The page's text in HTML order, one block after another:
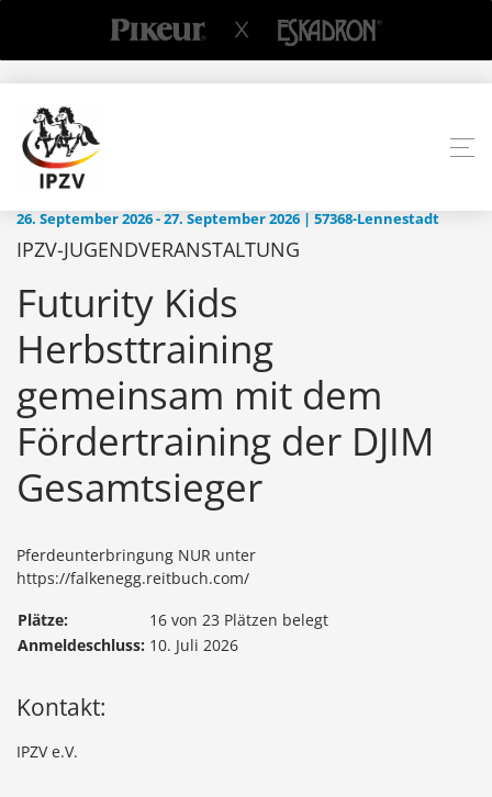
26. September 2026 - 27. September 2026 | 57368-Lennestadt
IPZV-JUGENDVERANSTALTUNG
Futurity Kids
Herbsttraining
gemeinsam mit dem
Fördertraining der DJIM
Gesamtsieger
Pferdeunterbringung NUR unter
https://falkenegg.reitbuch.com/
Plätze:
16 von 23 Plätzen belegt
Anmeldeschluss: 10. Juli 2026
Kontakt:
IPZV e.V.